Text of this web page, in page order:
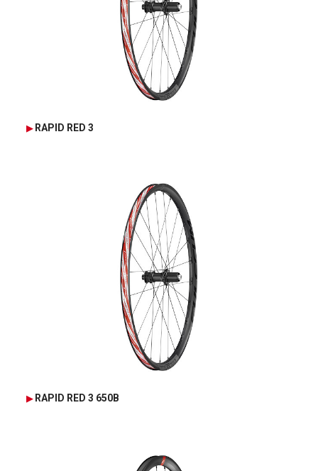
RAPID RED 3
RAPID RED 3 650B